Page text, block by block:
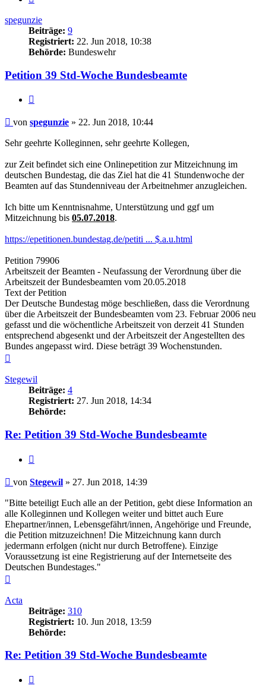
spegunzie
Beiträge: 9
Registriert: 22. Jun 2018, 10:38
Behörde: Bundeswehr
Petition 39 Std-Woche Bundesbeamte
Beitrag
von spegunzie » 22. Jun 2018, 10:44
Sehr geehrte Kolleginnen, sehr geehrte Kollegen,
zur Zeit befindet sich eine Onlinepetition zur Mitzeichnung im
deutschen Bundestag, die das Ziel hat die 41 Stundenwoche der
Beamten auf das Stundenniveau der Arbeitnehmer anzugleichen.
Ich bitte um Kenntnisnahme, Unterstützung und ggf um
Mitzeichnung bis 05.07.2018.
https://epetitionen.bundestag.de/petiti ... $.a.u.html
Petition 79906
Arbeitszeit der Beamten - Neufassung der Verordnung über die
Arbeitszeit der Bundesbeamten vom 20.05.2018
Text der Petition
Der Deutsche Bundestag möge beschließen, dass die Verordnung
über die Arbeitszeit der Bundesbeamten vom 23. Februar 2006 neu
gefasst und die wöchentliche Arbeitszeit von derzeit 41 Stunden
entsprechend abgesenkt und der Arbeitszeit der Angestellten des
Bundes angepasst wird. Diese beträgt 39 Wochenstunden.
Stegewil
Beiträge: 4
Registriert: 27. Jun 2018, 14:34
Behörde:
Re: Petition 39 Std-Woche Bundesbeamte
Beitrag
von Stegewil » 27. Jun 2018, 14:39
"Bitte beteiligt Euch alle an der Petition, gebt diese Information an
alle Kolleginnen und Kollegen weiter und bittet auch Eure
Ehepartner/innen, Lebensgefährt/innen, Angehörige und Freunde,
die Petition mitzuzeichnen! Die Mitzeichnung kann durch
jedermann erfolgen (nicht nur durch Betroffene). Einzige
Voraussetzung ist eine Registrierung auf der Internetseite des
Deutschen Bundestages."
Acta
Beiträge: 310
Registriert: 10. Jun 2018, 13:59
Behörde:
Re: Petition 39 Std-Woche Bundesbeamte